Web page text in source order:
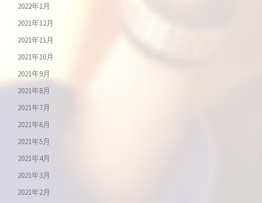
2022年1月
2021年12月
2021年11月
2021年10月
2021年9月
2021年8月
2021年7月
2021年6月
2021年5月
2021年4月
2021年3月
2021年2月